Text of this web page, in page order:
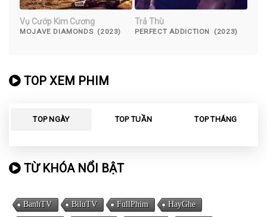
Vụ Cướp Kim Cương
MOJAVE DIAMONDS (2023)
Trả Thù
PERFECT ADDICTION (2023)
TOP XEM PHIM
TOP NGÀY TOP TUẦN TOP THÁNG
TỪ KHÓA NỔI BẬT
BanhTV BiluTV FullPhim HayGhe